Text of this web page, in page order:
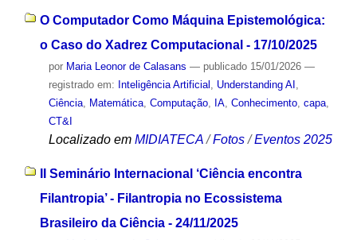
O Computador Como Máquina Epistemológica:
o Caso do Xadrez Computacional - 17/10/2025
por Maria Leonor de Calasans — publicado15/01/2026 —
registrado em: Inteligência Artificial , Understanding AI ,
Ciência, Matemática, Computação, IA, Conhecimento, capa,
CT&I
Localizado em MIDIATECA /Fotos /Eventos 2025
II Seminário Internacional ‘Ciência encontra
Filantropia’ - Filantropia no Ecossistema
Brasileiro da Ciência - 24/11/2025